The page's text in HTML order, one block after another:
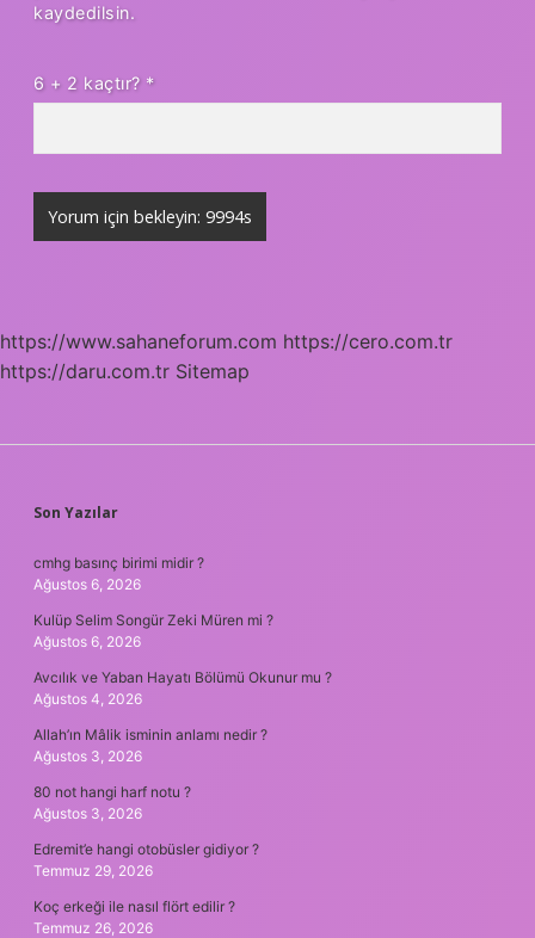
kaydedilsin.
6 + 2 kaçtır? *
https://www.sahaneforum.com https://cero.com.tr
https://daru.com.tr Sitemap
SIDEBAR
Son Yazılar
cmhg basınç birimi midir ?
Ağustos 6, 2026
Kulüp Selim Songür Zeki Müren mi ?
Ağustos 6, 2026
Avcılık ve Yaban Hayatı Bölümü Okunur mu ?
Ağustos 4, 2026
Allah’ın Mâlik isminin anlamı nedir ?
Ağustos 3, 2026
80 not hangi harf notu ?
Ağustos 3, 2026
Edremit’e hangi otobüsler gidiyor ?
Temmuz 29, 2026
Koç erkeği ile nasıl flört edilir ?
Temmuz 26, 2026